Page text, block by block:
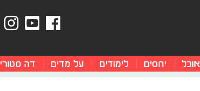
אוכל יחסים לימודים על מדים דה סטורי